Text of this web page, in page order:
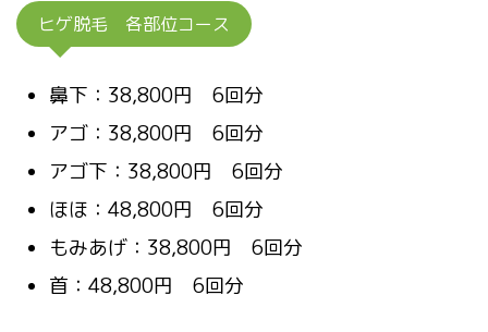
ヒゲ脱毛 各部位コース
鼻下：38,800円 6回分
アゴ：38,800円 6回分
アゴ下：38,800円 6回分
ほほ：48,800円 6回分
もみあげ：38,800円 6回分
首：48,800円 6回分